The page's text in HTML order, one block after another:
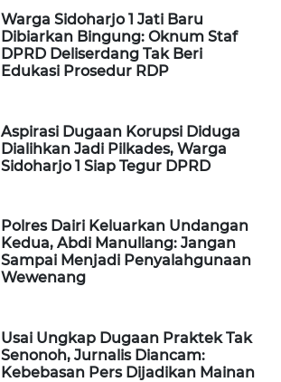
Warga Sidoharjo 1 Jati Baru
Dibiarkan Bingung: Oknum Staf
DPRD Deliserdang Tak Beri
Edukasi Prosedur RDP
Aspirasi Dugaan Korupsi Diduga
Dialihkan Jadi Pilkades, Warga
Sidoharjo 1 Siap Tegur DPRD
Polres Dairi Keluarkan Undangan
Kedua, Abdi Manullang: Jangan
Sampai Menjadi Penyalahgunaan
Wewenang
Usai Ungkap Dugaan Praktek Tak
Senonoh, Jurnalis Diancam:
Kebebasan Pers Dijadikan Mainan